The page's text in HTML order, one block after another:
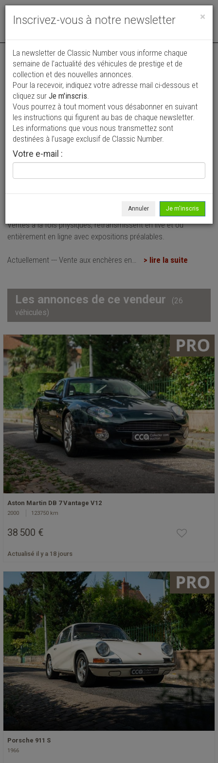
Toggle
Collector Cars Auction
RHONE (69) - Lyon (69006)
74 rue Ney
+33 (0)6 33 71 56 80
Maison de ventes aux enchères spécialisée en automobiles de
Ventes à la fois physiques, retransmissent en live et où
entièrement en ligne avec expositions préalables.
Actuellement --- Vente aux enchères en > lire la suite
Les annonces de ce vendeur
(26
véhicules)
Aston Martin DB 7 Vantage V12
2000 123750 km
38 500 €
Actualisé il y a 18 jours
Porsche 911 S
1966
×
Inscrivez-vous à notre newsletter
La newsletter de Classic Number vous informe chaque
semaine de l’actualité des véhicules de prestige et de
collection et des nouvelles annonces.
Pour la recevoir, indiquez votre adresse mail ci-dessous et
cliquez sur Je m'inscris.
Vous pourrez à tout moment vous désabonner en suivant
les instructions qui figurent au bas de chaque newsletter.
Les informations que vous nous transmettez sont
destinées à l’usage exclusif de Classic Number.
Votre e-mail :
Annuler Je m'inscris